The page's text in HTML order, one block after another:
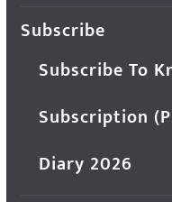
Subscribe
Subscribe To
Subscription
Diary 2026